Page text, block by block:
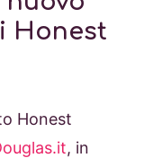
Honest
Honest
, in